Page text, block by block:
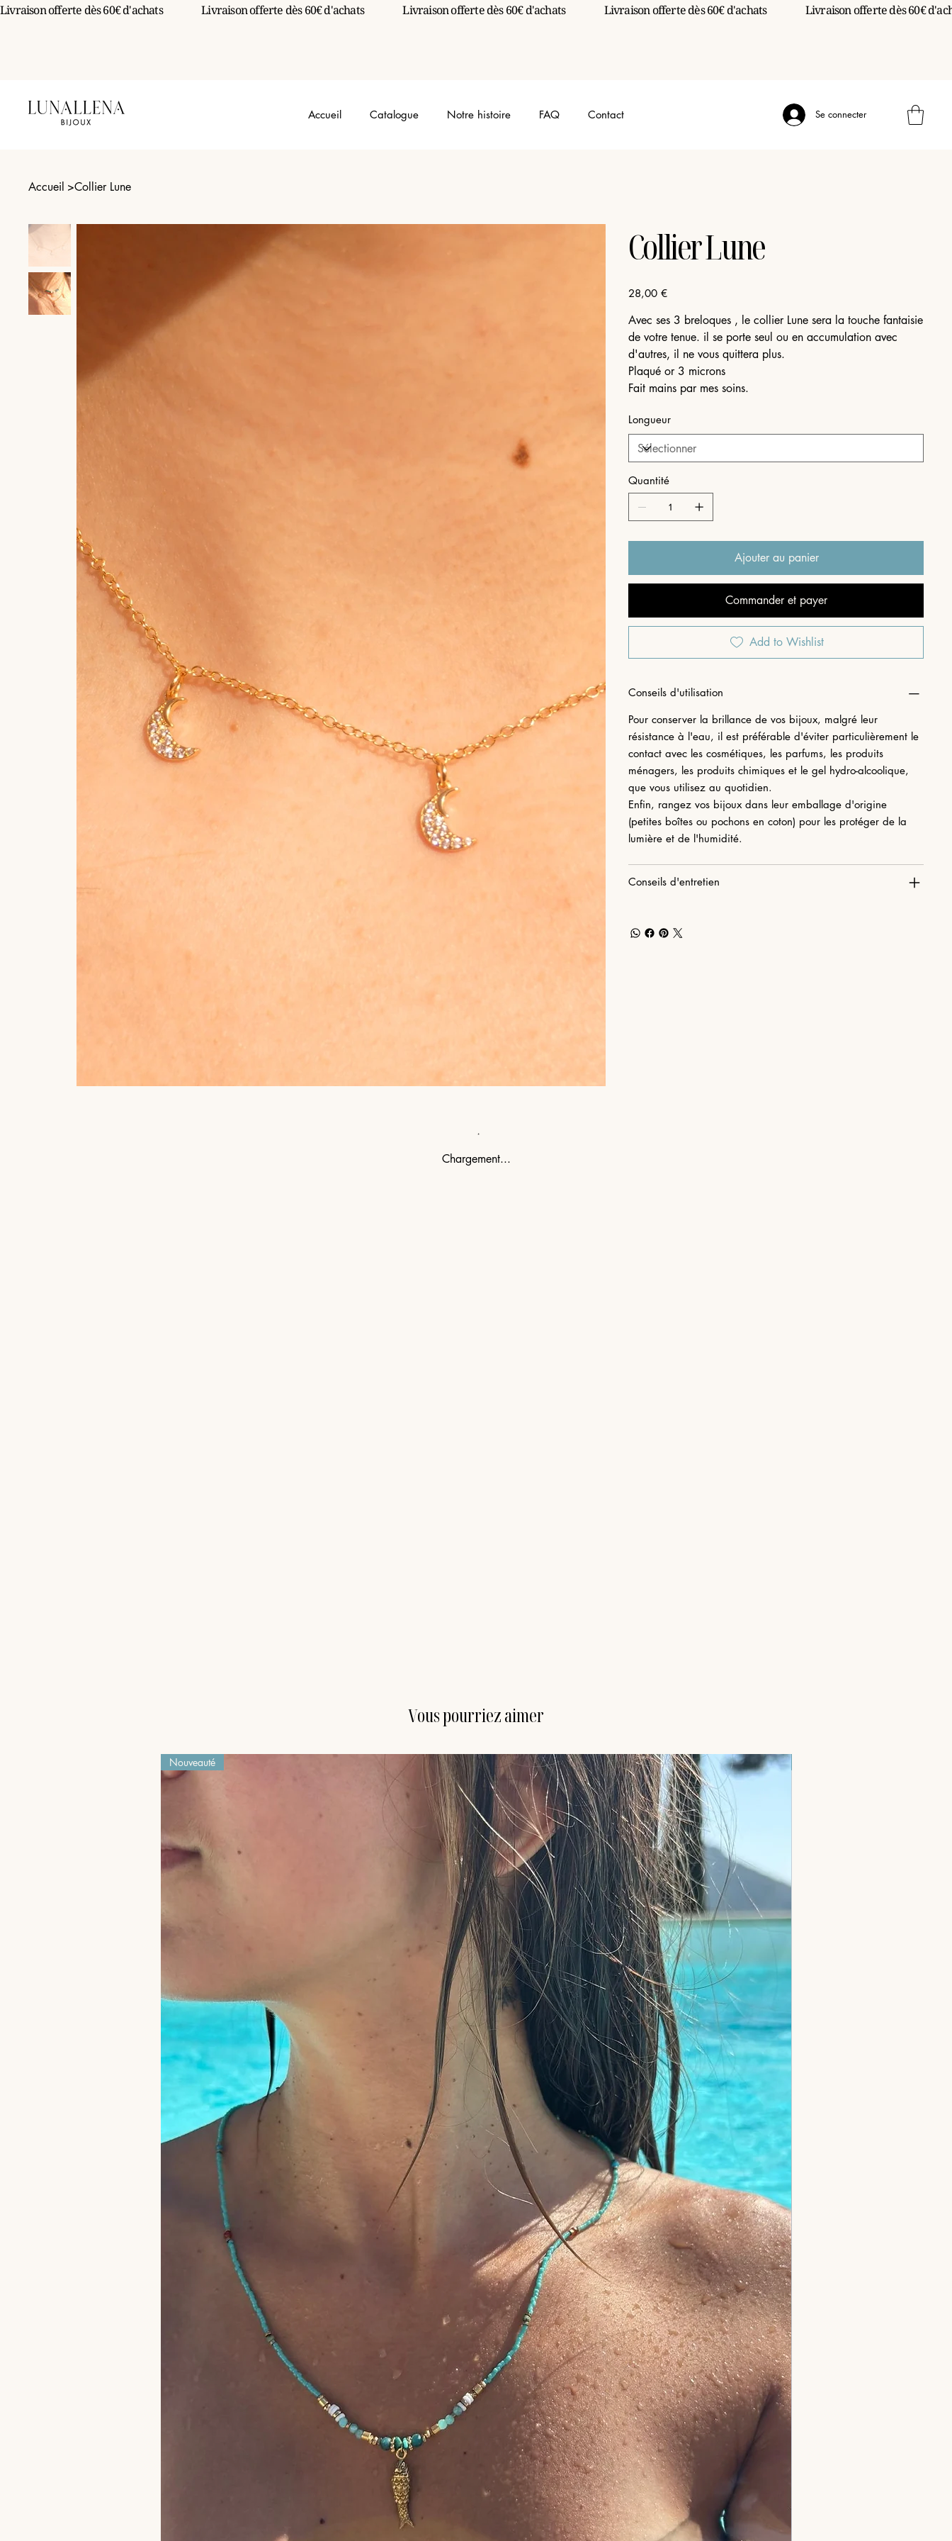
Accueil Catalogue Notre histoire FAQ Contact Se connecter
Accueil >Collier Lune
Collier Lune
Prix
28,00 €
Avec ses 3 breloques , le collier Lune sera la touche fantaisie
de votre tenue. il se porte seul ou en accumulation avec
d'autres, il ne vous quittera plus.
Plaqué or 3 microns
Fait mains par mes soins.
Longueur
Quantité
Ajouter au panier
Commander et payer
Add to Wishlist
Conseils d'utilisation
Pour conserver la brillance de vos bijoux, malgré leur
résistance à l'eau, il est préférable d'éviter particulièrement le
contact avec les cosmétiques, les parfums, les produits
ménagers, les produits chimiques et le gel hydro-alcoolique,
que vous utilisez au quotidien.
Enfin, rangez vos bijoux dans leur emballage d'origine
(petites boîtes ou pochons en coton) pour les protéger de la
lumière et de l'humidité.
Conseils d'entretien
Chargement...
Vous pourriez aimer
Nouveauté
Livraison offerte dès 60€ d'achats